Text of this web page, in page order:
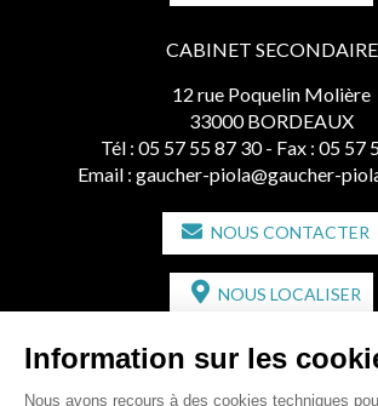
CABINET SECONDAIRE
12 rue Poquelin Molière
33000 BORDEAUX
Tél : 05 57 55 87 30 - Fax : 05 57
Email : gaucher-piola@gaucher-
NOUS CONTACTER
NOUS LOCALISER
CABINET SECONDAIRE
2 bis Avenue de l'Europe